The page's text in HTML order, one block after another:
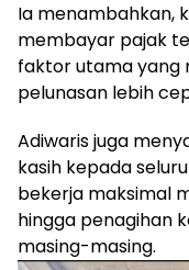
Ia menambahkan,
membayar pajak
faktor utama yang
pelunasan lebih
Adiwaris juga
kasih kepada
bekerja maksimal
hingga penagihan
masing-masing.